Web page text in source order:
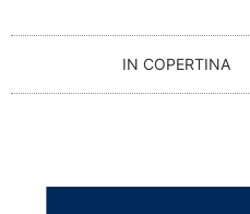
IN COPERTINA